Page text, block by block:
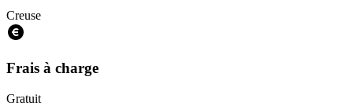
Creuse
Frais à charge
Gratuit